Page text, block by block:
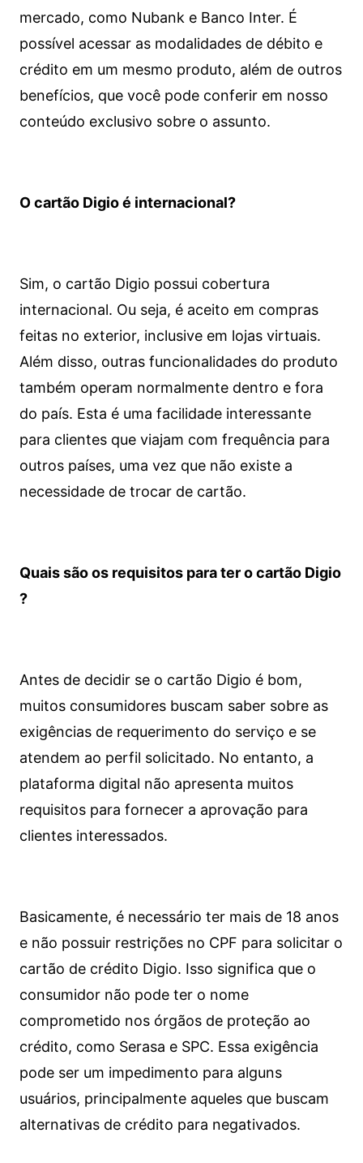
mercado, como Nubank e Banco Inter. É
possível acessar as modalidades de débito e
crédito em um mesmo produto, além de outros
benefícios, que você pode conferir em nosso
conteúdo exclusivo sobre o assunto.
O cartão Digio é internacional?
Sim, o cartão Digio possui cobertura
internacional. Ou seja, é aceito em compras
feitas no exterior, inclusive em lojas virtuais.
Além disso, outras funcionalidades do produto
também operam normalmente dentro e fora
do país. Esta é uma facilidade interessante
para clientes que viajam com frequência para
outros países, uma vez que não existe a
necessidade de trocar de cartão.
Quais são os requisitos para ter o cartão Digio
?
Antes de decidir se o cartão Digio é bom,
muitos consumidores buscam saber sobre as
exigências de requerimento do serviço e se
atendem ao perfil solicitado. No entanto, a
plataforma digital não apresenta muitos
requisitos para fornecer a aprovação para
clientes interessados.
Basicamente, é necessário ter mais de 18 anos
e não possuir restrições no CPF para solicitar o
cartão de crédito Digio. Isso significa que o
consumidor não pode ter o nome
comprometido nos órgãos de proteção ao
crédito, como Serasa e SPC. Essa exigência
pode ser um impedimento para alguns
usuários, principalmente aqueles que buscam
alternativas de crédito para negativados.